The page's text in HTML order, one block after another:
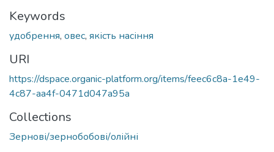
Keywords
удобрення, овес, якість насіння
URI
https://dspace.organic-platform.org/items/feec6c8a-1e49-
4c87-aa4f-0471d047a95a
Collections
Зернові/зернобобові/олійні